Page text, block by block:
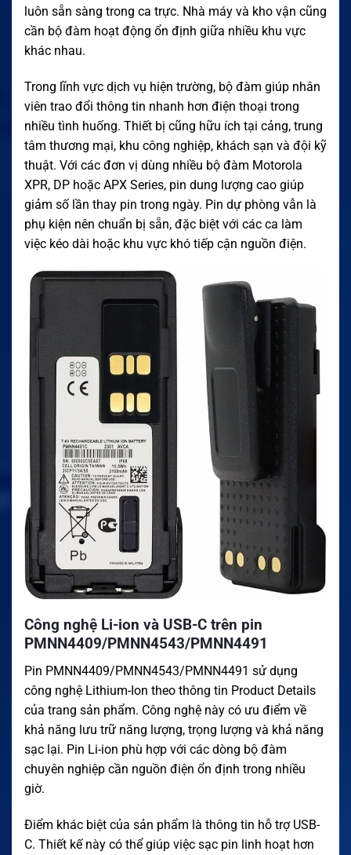
luôn sẵn sàng trong ca trực. Nhà máy và kho vận cũng
cần bộ đàm hoạt động ổn định giữa nhiều khu vực
khác nhau.
Trong lĩnh vực dịch vụ hiện trường, bộ đàm giúp nhân
viên trao đổi thông tin nhanh hơn điện thoại trong
nhiều tình huống. Thiết bị cũng hữu ích tại cảng, trung
tâm thương mại, khu công nghiệp, khách sạn và đội kỹ
thuật. Với các đơn vị dùng nhiều bộ đàm Motorola
XPR, DP hoặc APX Series, pin dung lượng cao giúp
giảm số lần thay pin trong ngày. Pin dự phòng vẫn là
phụ kiện nên chuẩn bị sẵn, đặc biệt với các ca làm
việc kéo dài hoặc khu vực khó tiếp cận nguồn điện.
Công nghệ Li-ion và USB-C trên pin
PMNN4409/PMNN4543/PMNN4491
Pin PMNN4409/PMNN4543/PMNN4491 sử dụng
công nghệ Lithium-Ion theo thông tin Product Details
của trang sản phẩm. Công nghệ này có ưu điểm về
khả năng lưu trữ năng lượng, trọng lượng và khả năng
sạc lại. Pin Li-ion phù hợp với các dòng bộ đàm
chuyên nghiệp cần nguồn điện ổn định trong nhiều
giờ.
Điểm khác biệt của sản phẩm là thông tin hỗ trợ USB-
C. Thiết kế này có thể giúp việc sạc pin linh hoạt hơn